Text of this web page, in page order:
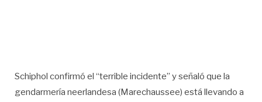
Schiphol confirmó el “terrible incidente” y señaló que la
gendarmería neerlandesa (Marechaussee) está llevando a